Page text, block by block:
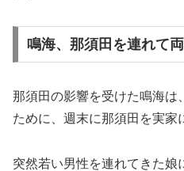
鳴海、那須田を連れて
那須田の影響を受けた鳴海は
ために、週末に那須田を実家
突然若い男性を連れてきた娘